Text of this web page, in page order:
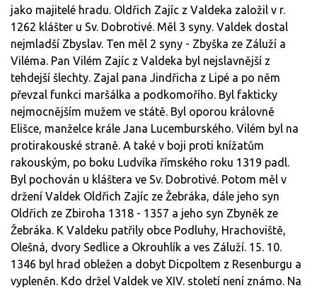
jako majitelé hradu. Oldřich Zajíc z Valdeka založil v r.
1262 klášter u Sv. Dobrotivé. Měl 3 syny. Valdek dostal
nejmladší Zbyslav. Ten měl 2 syny - Zbyška ze Záluží a
Viléma. Pan Vilém Zajíc z Valdeka byl nejslavnější z
tehdejší šlechty. Zajal pana Jindřicha z Lipé a po něm
převzal funkci maršálka a podkomořího. Byl fakticky
nejmocnějším mužem ve státě. Byl oporou královně
Elišce, manželce krále Jana Lucemburského. Vilém byl na
protirakouské straně. A také v boji proti knížatům
rakouským, po boku Ludvíka římského roku 1319 padl.
Byl pochován u kláštera ve Sv. Dobrotivé. Potom měl v
držení Valdek Oldřich Zajíc ze Žebráka, dále jeho syn
Oldřich ze Zbiroha 1318 - 1357 a jeho syn Zbyněk ze
Žebráka. K Valdeku patřily obce Podluhy, Hrachoviště,
Olešná, dvory Sedlice a Okrouhlík a ves Záluží. 15. 10.
1346 byl hrad obležen a dobyt Dicpoltem z Resenburgu a
vypleněn. Kdo držel Valdek ve XIV. století není známo. Na